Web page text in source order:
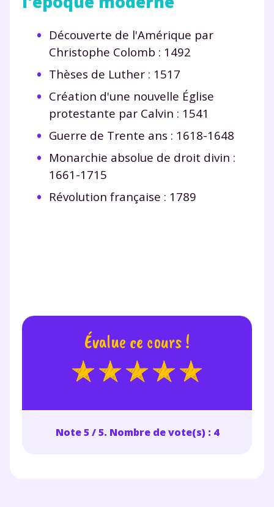
Découverte de l'Amérique par
Christophe Colomb : 1492
Thèses de Luther : 1517
Création d'une nouvelle Église
protestante par Calvin : 1541
Guerre de Trente ans : 1618-1648
Monarchie absolue de droit divin :
1661-1715
Révolution française : 1789
Évalue ce cours !
Note 5 / 5. Nombre de vote(s) : 4
vous envoyer notre newsletter. Vous pourrez vous
désinscription présent dans chaque newsletter. Pour
en savoir plus sur la gestion de vos données
personnelles et pour exercer vos droits, vous pouvez
consulter notre charte